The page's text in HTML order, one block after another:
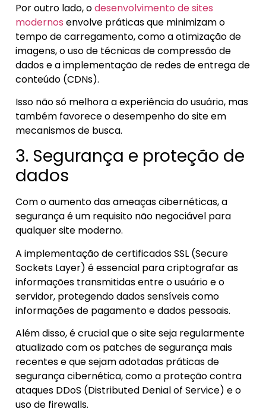
Por outro lado, odesenvolvimento de sites
modernos envolve práticas que minimizam o
tempo de carregamento, como a otimização de
imagens, o uso de técnicas de compressão de
dados e a implementação de redes de entrega de
conteúdo (CDNs).
Isso não só melhora a experiência do usuário, mas
também favorece o desempenho do site em
mecanismos de busca.
3. Segurança e proteção de
dados
Com o aumento das ameaças cibernéticas, a
segurança é um requisito não negociável para
qualquer site moderno.
A implementação de certificados SSL (Secure
Sockets Layer) é essencial para criptografar as
informações transmitidas entre o usuário e o
servidor, protegendo dados sensíveis como
informações de pagamento e dados pessoais.
Além disso, é crucial que o site seja regularmente
atualizado com os patches de segurança mais
recentes e que sejam adotadas práticas de
segurança cibernética, como a proteção contra
ataques DDoS (Distributed Denial of Service) e o
uso de firewalls.